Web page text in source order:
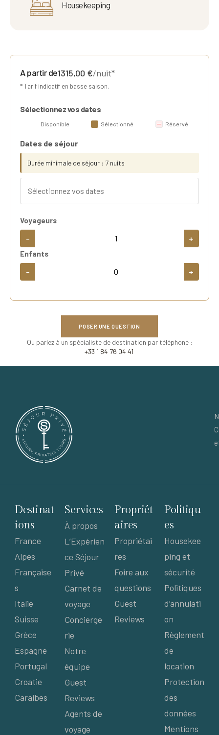
Housekeeping
A partir de1315,00 €/nuit*
* Tarif indicatif en basse saison.
Sélectionnez vos dates
Disponible Sélectionné Réservé
Dates de séjour
Durée minimale de séjour : 7 nuits
Voyageurs
- +
Enfants
- +
POSER UNE QUESTION
Ou parlez à un spécialiste de destination par téléphone :
+33 1 84 76 04 41
Destinat
ions
France
Alpes
Française
s
Italie
Suisse
Grèce
Espagne
Portugal
Croatie
Caraibes
Services
À propos
L’Expérien
ce Séjour
Privé
Carnet de
voyage
Concierge
rie
Notre
équipe
Guest
Reviews
Agents de
voyage
Propriét
aires
Propriétai
res
Foire aux
questions
Guest
Reviews
Politiqu
es
Housekee
ping et
sécurité
Politiques
d’annulati
on
Règlement
de
location
Protection
des
données
Mentions